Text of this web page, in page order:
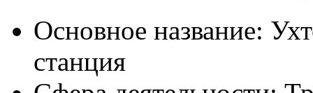
Основное название:
станция